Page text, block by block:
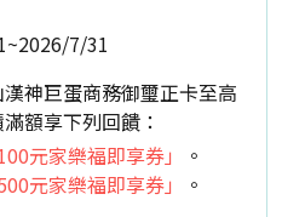
7/31
神巨蛋商務御璽正卡至高
額享下列回饋：
100元家樂福即享券」
。
500元家樂福即享券」
。